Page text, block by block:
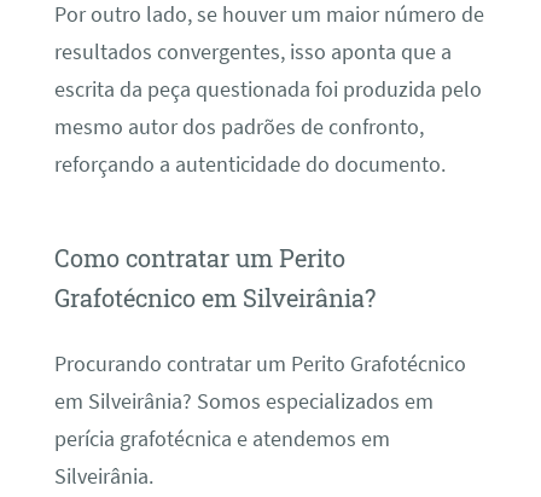
Por outro lado, se houver um maior número de
resultados convergentes, isso aponta que a
escrita da peça questionada foi produzida pelo
mesmo autor dos padrões de confronto,
reforçando a autenticidade do documento.
Como contratar um Perito
Grafotécnico em Silveirânia?
Procurando contratar um Perito Grafotécnico
em Silveirânia? Somos especializados em
perícia grafotécnica e atendemos em
Silveirânia.